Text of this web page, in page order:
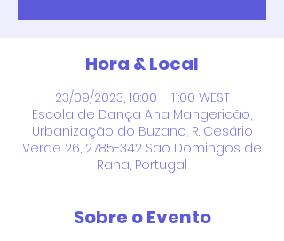
Hora & Local
23/09/2023, 10:00 – 11:00 WEST
Escola de Dança Ana Mangericão,
Urbanização do Buzano, R. Cesário
Verde 26, 2785-342 São Domingos de
Rana, Portugal
Sobre o Evento